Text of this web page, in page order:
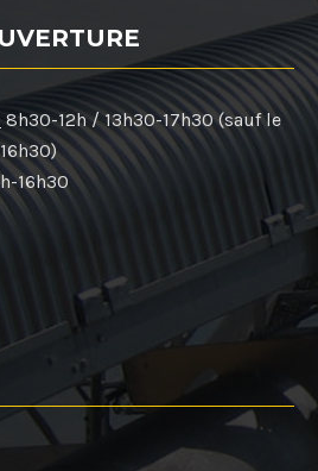
8h30-12h / 13h30-17h30 (sauf le
16h30